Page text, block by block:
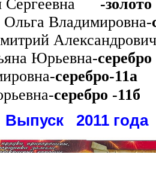
-золото
Ольга Владимировна-
Юрьевна-
серебро-11а
серебро -11б
Выпуск 2011 года